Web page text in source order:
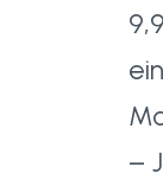
–